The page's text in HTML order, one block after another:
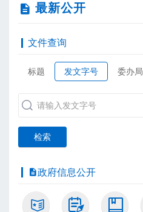
最新公开
文件查询
标题 发文字号 委办局
检索
政府信息公开